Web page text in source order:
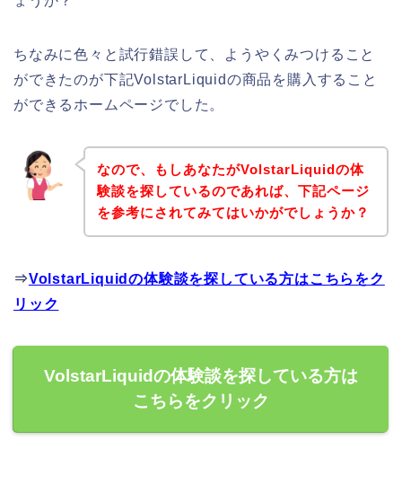
ちなみに色々と試行錯誤して、ようやくみつけること
ができたのが下記VolstarLiquidの商品を購入すること
ができるホームページでした。
なので、もしあなたがVolstarLiquidの体
験談を探しているのであれば、下記ページ
を参考にされてみてはいかがでしょうか？
⇒VolstarLiquidの体験談を探している方はこちらをク
リック
VolstarLiquidの体験談を探している方は
こちらをクリック